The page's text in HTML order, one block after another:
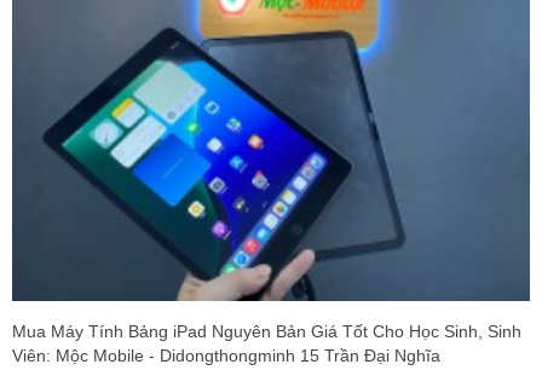
Mua Máy Tính Bảng iPad Nguyên Bản Giá Tốt Cho Học Sinh, Sinh
Viên: Mộc Mobile - Didongthongminh 15 Trần Đại Nghĩa